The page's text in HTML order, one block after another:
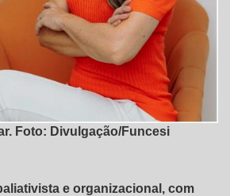
Foto: Divulgação/Funcesi
e organizacional, com